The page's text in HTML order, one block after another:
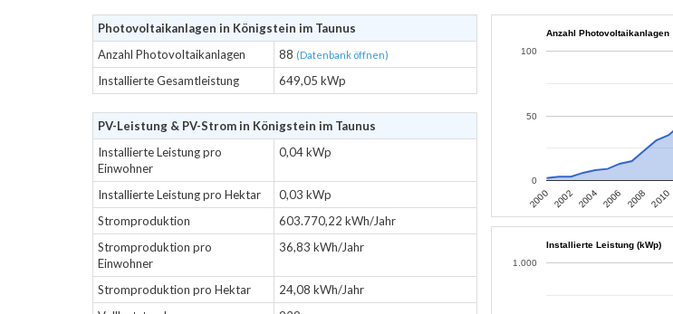
Photovoltaikanlagen in Königstein im Taunus
Anzahl Photovoltaikanlagen
88 (Datenbank öffnen)
Installierte Gesamtleistung 649,05 kWp
PV-Leistung & PV-Strom in Königstein im Taunus
Installierte Leistung pro
Einwohner
0,04 kWp
Installierte Leistung pro Hektar
0,03 kWp
Stromproduktion
603.770,22 kWh/Jahr
Stromproduktion pro
Einwohner
36,83 kWh/Jahr
Stromproduktion pro Hektar
24,08 kWh/Jahr
Anzahl Photovoltaikanlagen
2000 2002 2004 2006 2008 2010
0
50
100
Installierte Leistung (kWp)
1.000